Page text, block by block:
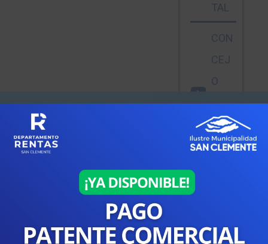
TAL
CON
CEJ
O
MUN
ICIP
AL
HOR